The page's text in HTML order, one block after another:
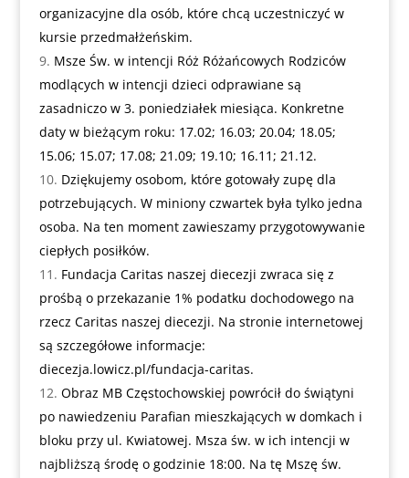
organizacyjne dla osób, które chcą uczestniczyć w
kursie przedmałżeńskim.
Msze Św. w intencji Róż Różańcowych Rodziców
modlących w intencji dzieci odprawiane są
zasadniczo w 3. poniedziałek miesiąca. Konkretne
daty w bieżącym roku: 17.02; 16.03; 20.04; 18.05;
15.06; 15.07; 17.08; 21.09; 19.10; 16.11; 21.12.
Dziękujemy osobom, które gotowały zupę dla
potrzebujących. W miniony czwartek była tylko jedna
osoba. Na ten moment zawieszamy przygotowywanie
ciepłych posiłków.
Fundacja Caritas naszej diecezji zwraca się z
prośbą o przekazanie 1% podatku dochodowego na
rzecz Caritas naszej diecezji. Na stronie internetowej
są szczegółowe informacje:
diecezja.lowicz.pl/fundacja-caritas.
Obraz MB Częstochowskiej powrócił do świątyni
po nawiedzeniu Parafian mieszkających w domkach i
bloku przy ul. Kwiatowej. Msza św. w ich intencji w
najbliższą środę o godzinie 18:00. Na tę Mszę św.